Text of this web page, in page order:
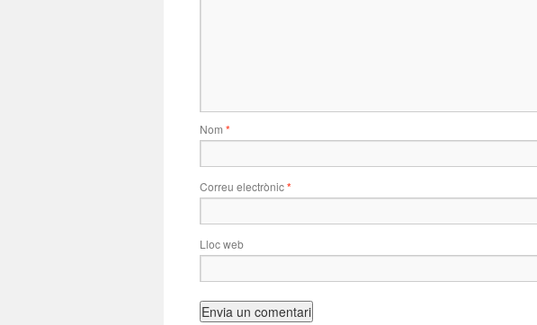
Nom *
Correu electrònic*
Lloc web